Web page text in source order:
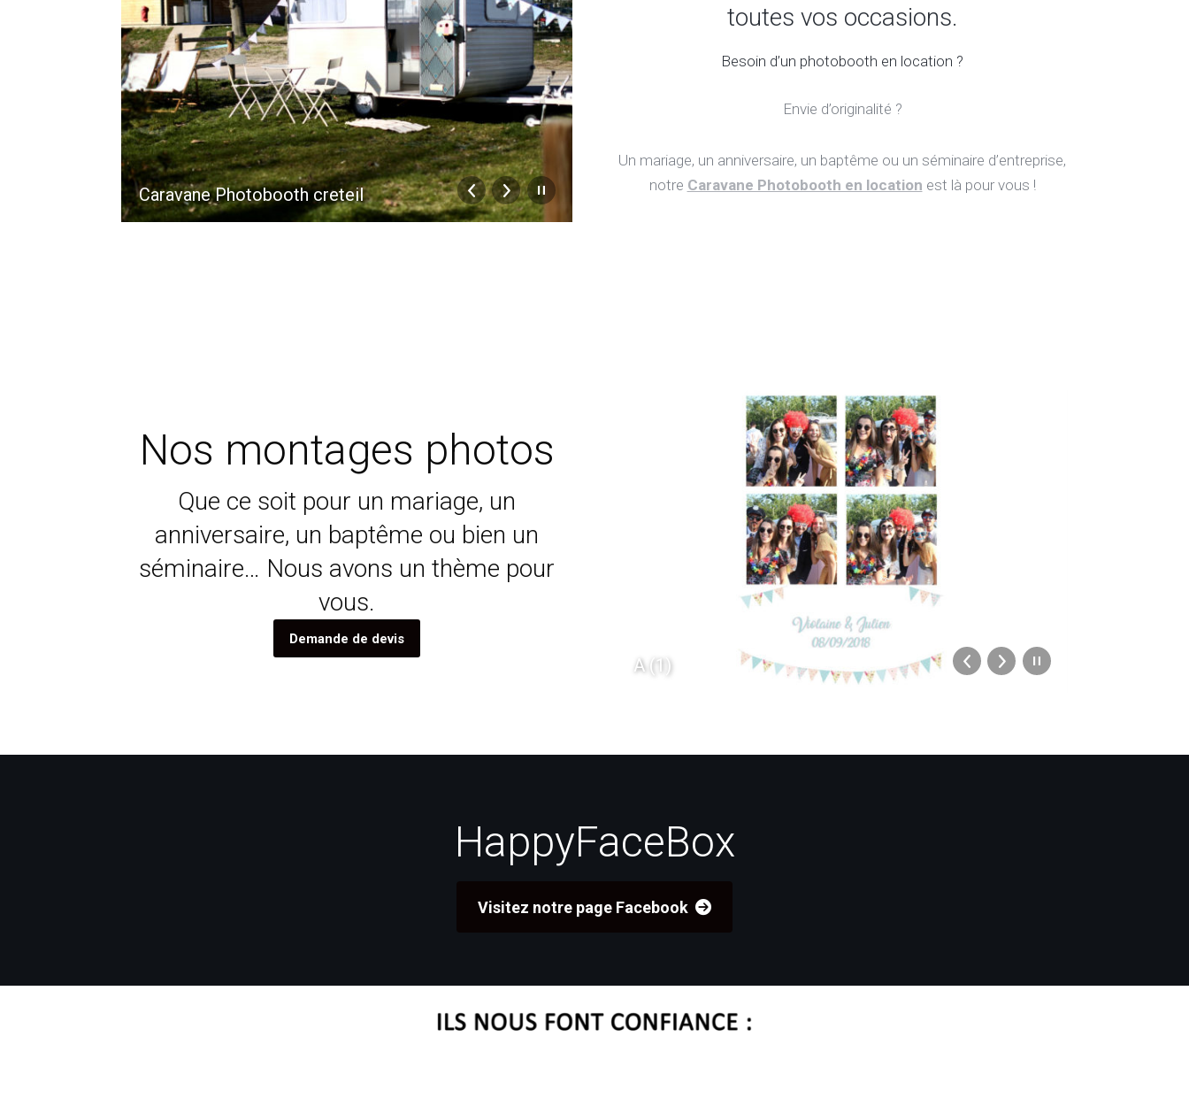
Caravane Photobooth creteil Caravane Photobooth paris
toutes vos occasions.
Besoin d’un photobooth en location ?
Envie d’originalité ?
Un mariage, un anniversaire, un baptême ou un séminaire d’entreprise,
notre Caravane Photobooth en location est là pour vous !
Nos montages photos
Que ce soit pour un mariage, un
anniversaire, un baptême ou bien un
séminaire… Nous avons un thème pour
vous.
Demande de devis
A (1)
HappyFaceBox
Visitez notre page Facebook